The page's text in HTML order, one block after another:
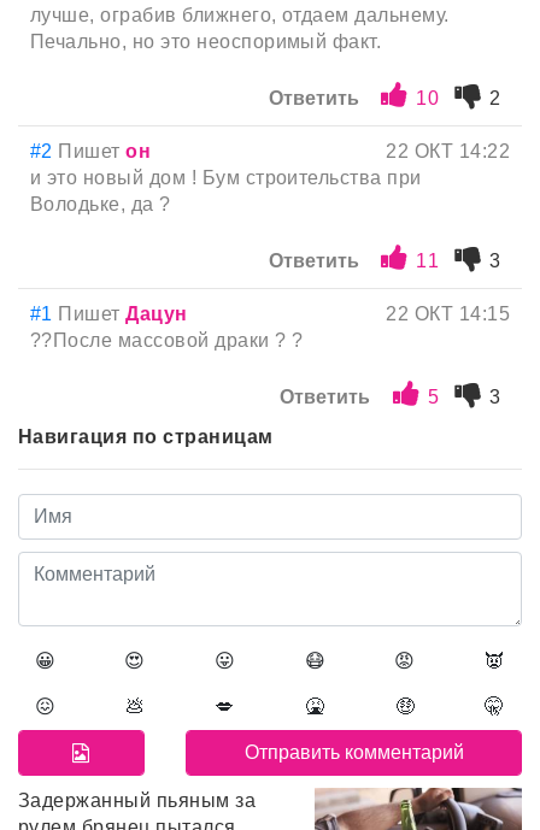
лучше, ограбив ближнего, отдаем дальнему.
Печально, но это неоспоримый факт.
Ответить 10 2
#2 Пишетон
22 ОКТ 14:22
и это новый дом ! Бум строительства при
Володьке, да ?
Ответить 11 3
#1 ПишетДацун
22 ОКТ 14:15
??После массовой драки ? ?
Ответить 5
3
Навигация по страницам
😀 😍 😛 😷 😡 👿
😖 💩 💋 🤮 🤑 🤫
Задержанный пьяным за